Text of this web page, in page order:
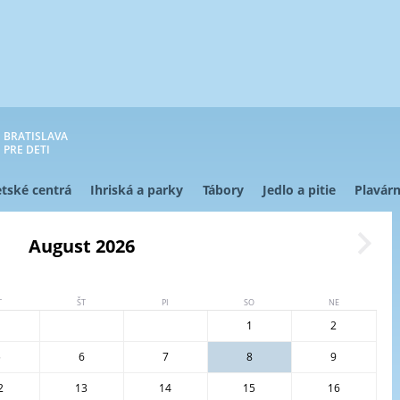
BRATISLAVA
PRE DETI
centrá Ihriská a parky Tábory Jedlo a pitie
August 2026
ŠT PI SO NE
1 2
6 7 8 9
13 14 15 16